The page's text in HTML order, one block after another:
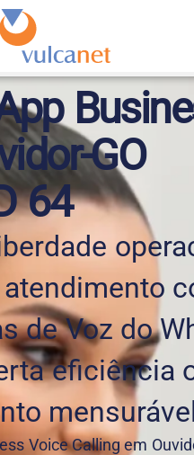
GO
64
de Voz do
eficiência
Voice Calling em